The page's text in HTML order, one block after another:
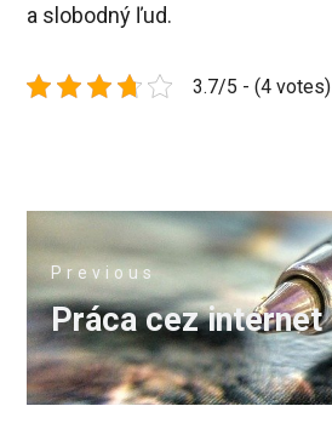
a slobodný ľud.
3.7/5 - (4 votes)
Navigace
pro
příspěvek
Previous
Previous
post:
Práca cez internet